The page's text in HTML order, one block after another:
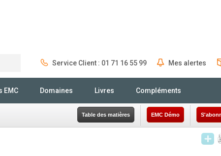
Service Client : 01 71 16 55 99 Mes alertes
EMC Domaines Livres Compléments
Table des matières EMC Démo